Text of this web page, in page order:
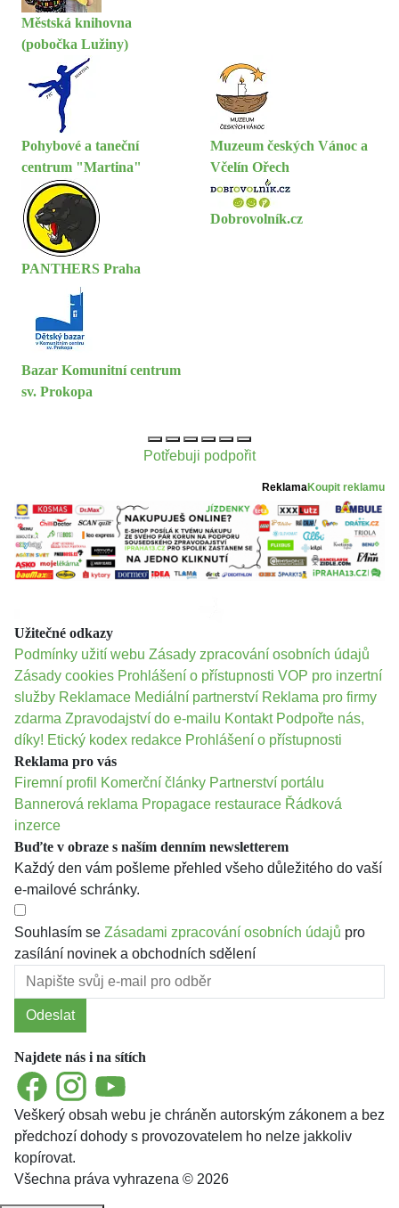
Městská knihovna
(pobočka Lužiny)
Pohybové a taneční
centrum "Martina"
Muzeum českých Vánoc a
Včelín Ořech
PANTHERS Praha
Dobrovolník.cz
Bazar Komunitní centrum
sv. Prokopa
Potřebuji podpořit
ReklamaKoupit reklamu
Užitečné odkazy
Podmínky užití webu Zásady zpracování osobních údajů
Zásady cookies Prohlášení o přístupnosti VOP pro inzertní
služby Reklamace Mediální partnerství Reklama pro firmy
zdarma Zpravodajství do e-mailu Kontakt Podpořte nás,
díky! Etický kodex redakce Prohlášení o přístupnosti
Reklama pro vás
Firemní profil
Komerční články Partnerství portálu
Bannerová reklama Propagace restaurace Řádková
inzerce
Buďte v obraze s naším denním newsletterem
Každý den vám pošleme přehled všeho důležitého do vaší
e-mailové schránky.
Souhlasím se Zásadami zpracování osobních údajů pro
zasílání novinek a obchodních sdělení
Odeslat
Najdete nás i na sítích
FacebookInstagramYouTube
Veškerý obsah webu je chráněn autorským zákonem a bez
předchozí dohody s provozovatelem ho nelze jakkoliv
kopírovat.
Všechna práva vyhrazena © 2026